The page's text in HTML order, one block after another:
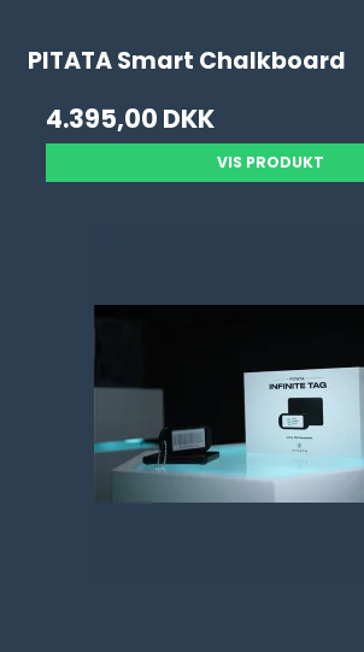
PITATA Smart Chalkboard
4.395,00 DKK
VIS PRODUKT